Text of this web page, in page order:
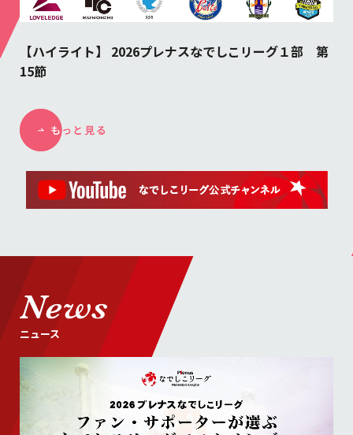
【ハイライト】 2026プレナスなでしこリーグ１部 第
15節
ニュース